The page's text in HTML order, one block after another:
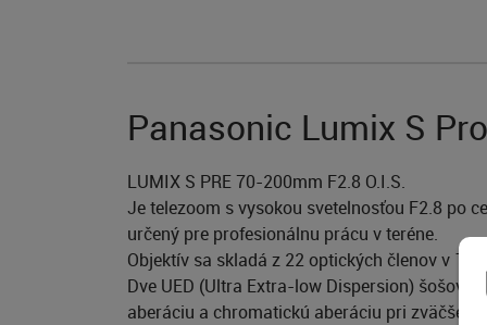
Panasonic Lumix S
LUMIX S PRE 70-200mm F2.8 O.I.S.
Je telezoom s vysokou svetelnosťou F2.8 po
určený pre profesionálnu prácu v teréne.
Objektív sa skladá z 22 optických členov v 17
Dve UED (Ultra Extra-low Dispersion)
aberáciu a chromatickú aberáciu pri